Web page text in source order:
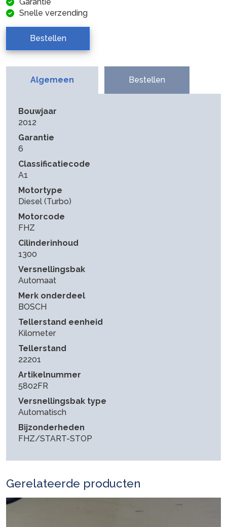
Snelle verzending
Bestellen
Algemeen Bestellen
Bouwjaar
2012
Garantie
6
Classificatiecode
A1
Motortype
Diesel (Turbo)
Motorcode
FHZ
Cilinderinhoud
1300
Versnellingsbak
Automaat
Merk onderdeel
BOSCH
Tellerstand eenheid
Kilometer
Tellerstand
22201
Artikelnummer
5802FR
Versnellingsbak type
Automatisch
Bijzonderheden
FHZ/START-STOP
Gerelateerde producten